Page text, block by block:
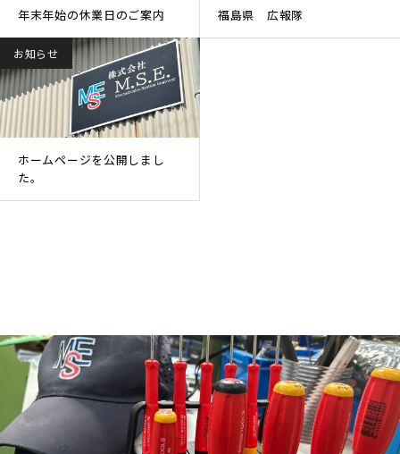
年末年始の休業日のご案内 福島県 広報隊
お知らせ
ホームページを公開しまし
た。